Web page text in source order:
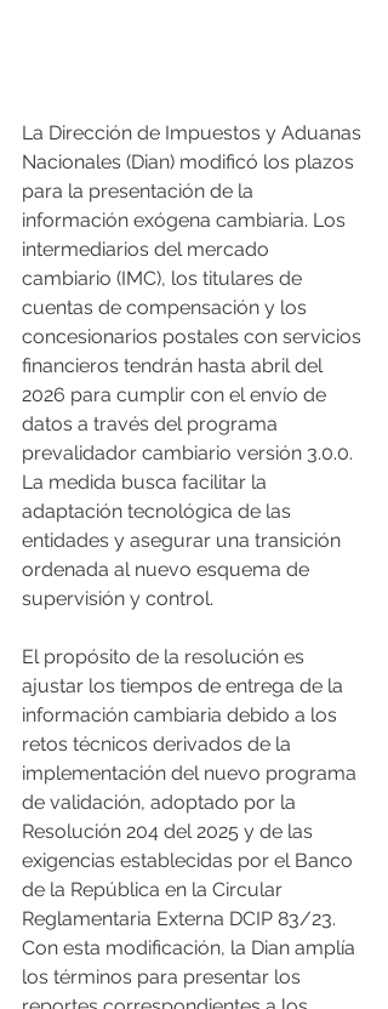
La Dirección de Impuestos y Aduanas
Nacionales (Dian) modificó los plazos
para la presentación de la
información exógena cambiaria. Los
intermediarios del mercado
cambiario (IMC), los titulares de
cuentas de compensación y los
concesionarios postales con servicios
financieros tendrán hasta abril del
2026 para cumplir con el envío de
datos a través del programa
prevalidador cambiario versión 3.0.0.
La medida busca facilitar la
adaptación tecnológica de las
entidades y asegurar una transición
ordenada al nuevo esquema de
supervisión y control.
El propósito de la resolución es
ajustar los tiempos de entrega de la
información cambiaria debido a los
retos técnicos derivados de la
implementación del nuevo programa
de validación, adoptado por la
Resolución 204 del 2025 y de las
exigencias establecidas por el Banco
de la República en la Circular
Reglamentaria Externa DCIP 83/23.
Con esta modificación, la Dian amplía
los términos para presentar los